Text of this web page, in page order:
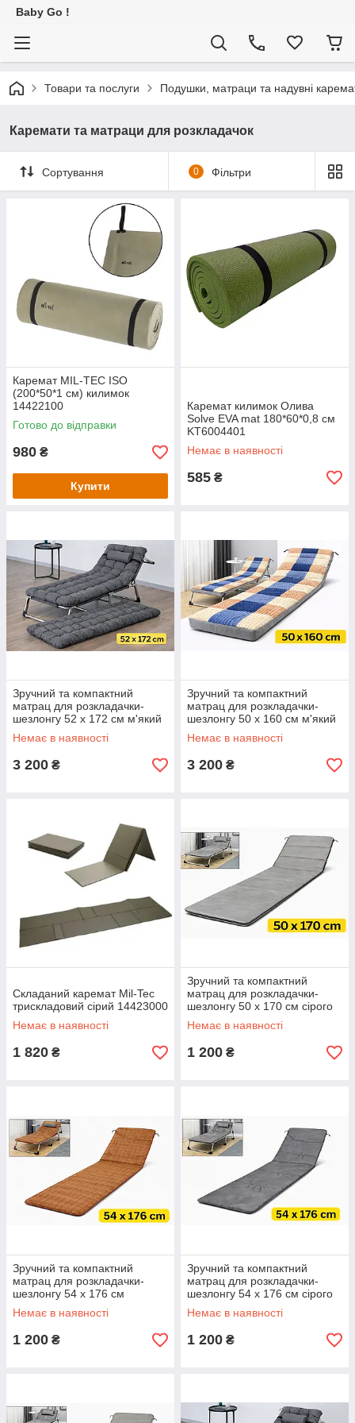
Baby Go !
Товари та послуги Подушки, матраци та надувні
Каремати та матраци для розкладачок
Сортування 0 Фільтри
Каремат MIL-TEC ISO
(200*50*1 см) килимок
14422100
Готово до відправки
980 ₴
Купити
Каремат килимок Олива
Solve EVA mat 180*60*0,8 см
KT6004401
Немає в наявності
585 ₴
Зручний та компактний
матрац для розкладачки-
шезлонгу 52 х 172 см м'який
сірий 960 грам KT7006715
Немає в наявності
3 200 ₴
Зручний та компактний
матрац для розкладачки-
шезлонгу 50 х 160 см м'який
двосторонній 1300 грам
KT7006707
Немає в наявності
3 200 ₴
Складаний каремат Mil-Tec
трискладовий сірий 14423000
Немає в наявності
1 820 ₴
Зручний та компактний
матрац для розкладачки-
шезлонгу 50 х 170 см сірого
кольору KT7006704
Немає в наявності
1 200 ₴
Зручний та компактний
матрац для розкладачки-
шезлонгу 54 х 176 см
коричневого кольору
KT7006712
Немає в наявності
1 200 ₴
Зручний та компактний
матрац для розкладачки-
шезлонгу 54 х 176 см сірого
кольору KT7006702
Немає в наявності
1 200 ₴